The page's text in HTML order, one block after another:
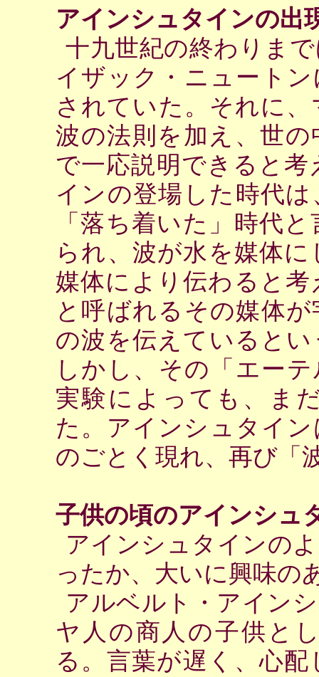
アインシュタインの出
十九世紀の終わりま
イザック・ニュート
されていた。それに
波の法則を加え、世
で一応説明できると
インの登場した時代
「落ち着いた」時代
られ、波が水を媒体
媒体により伝わると
と呼ばれるその媒体
の波を伝えていると
しかし、その「エー
実験によっても、ま
た。アインシュタイ
のごとく現れ、再び「
子供の頃のアインシュ
アインシュタインの
ったか、大いに興味の
アルベルト・アイン
ヤ人の商人の子供と
る。言葉が遅く、心